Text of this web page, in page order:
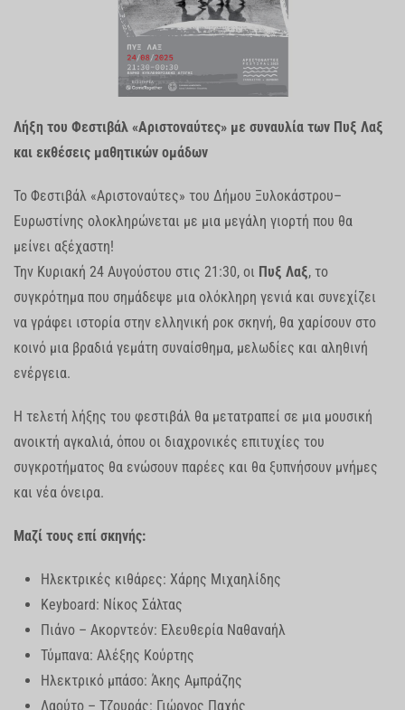
Λήξη του Φεστιβάλ «Αριστοναύτες» με συναυλία των Πυξ Λαξ
και εκθέσεις μαθητικών ομάδων
Το Φεστιβάλ «Αριστοναύτες» του Δήμου Ξυλοκάστρου–
Ευρωστίνης ολοκληρώνεται με μια μεγάλη γιορτή που θα
μείνει αξέχαστη!
Την Κυριακή 24 Αυγούστου στις 21:30, οι Πυξ Λαξ, το
συγκρότημα που σημάδεψε μια ολόκληρη γενιά και συνεχίζει
να γράφει ιστορία στην ελληνική ροκ σκηνή, θα χαρίσουν στο
κοινό μια βραδιά γεμάτη συναίσθημα, μελωδίες και αληθινή
ενέργεια.
Η τελετή λήξης του φεστιβάλ θα μετατραπεί σε μια μουσική
ανοικτή αγκαλιά, όπου οι διαχρονικές επιτυχίες του
συγκροτήματος θα ενώσουν παρέες και θα ξυπνήσουν μνήμες
και νέα όνειρα.
Μαζί τους επί σκηνής:
Ηλεκτρικές κιθάρες: Χάρης Μιχαηλίδης
Keyboard: Νίκος Σάλτας
Πιάνο – Ακορντεόν: Ελευθερία Ναθαναήλ
Τύμπανα: Αλέξης Κούρτης
Ηλεκτρικό μπάσο: Άκης Αμπράζης
Λαούτο – Τζουράς: Γιώργος Παχής